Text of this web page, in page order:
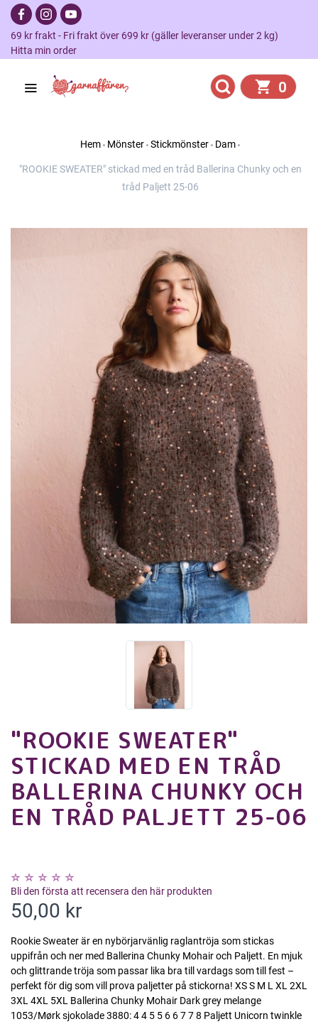
69 kr frakt - Fri frakt över 699 kr (gäller leveranser under 2 kg)
Hitta min order
0
Hem Mönster Stickmönster Dam
"ROOKIE SWEATER" stickad med en tråd Ballerina Chunky och en
tråd Paljett 25-06
"ROOKIE SWEATER"
STICKAD MED EN TRÅD
BALLERINA CHUNKY OCH
EN TRÅD PALJETT 25-06
Bli den första att recensera den här produkten
50,00 kr
Rookie Sweater är en nybörjarvänlig raglantröja som stickas
uppifrån och ner med Ballerina Chunky Mohair och Paljett. En mjuk
och glittrande tröja som passar lika bra till vardags som till fest –
perfekt för dig som vill prova paljetter på stickorna! XS S M L XL 2XL
3XL 4XL 5XL Ballerina Chunky Mohair Dark grey melange
1053/Mørk sjokolade 3880: 4 4 5 5 6 6 7 7 8 Paljett Unicorn twinkle